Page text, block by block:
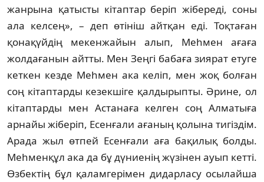
жанрына қатысты кітаптар беріп жібереді, соны
ала келсең», – деп өтініш айтқан еді. Тоқтаған
қонақүйдің мекенжайын алып, Меһмен ағаға
жолдаға­нын айтты. Мен Зеңгі бабаға зиярат етуге
кет­кен кезде Меһмен ака келіп, мен жоқ бол­ған
соң кітаптарды кезекшіге қал­дырыпты. Әрине, ол
кітаптарды мен Астанаға келген соң Алматыға
арнайы жіберіп, Есен­ғали ағаның қолына тигіздім.
Арада жыл өт­пей Есенғали аға бақилық болды.
Меһмен­құл ака да бұ дүниенің жүзінен ауып кетті.
Өз­бек­тің бұл қаламгерімен дидарласу осылайша